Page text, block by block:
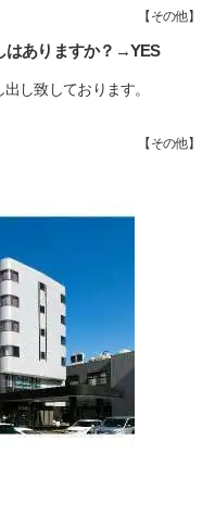
【 その他】
はありますか？→YES
し致しております。
【 その他】